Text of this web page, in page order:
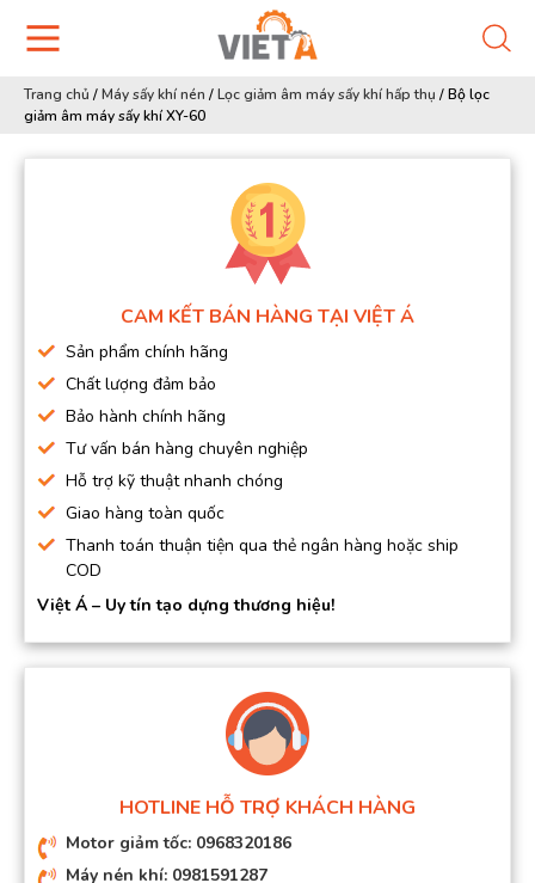
Trang chủ /Máy sấy khí nén /Lọc giảm âm máy sấy khí hấp thụ /Bộ lọc
giảm âm máy sấy khí XY-60
CAM KẾT BÁN HÀNG TẠI VIỆT Á
Sản phẩm chính hãng
Chất lượng đảm bảo
Bảo hành chính hãng
Tư vấn bán hàng chuyên nghiệp
Hỗ trợ kỹ thuật nhanh chóng
Giao hàng toàn quốc
Thanh toán thuận tiện qua thẻ ngân hàng hoặc ship
COD
Việt Á – Uy tín tạo dựng thương hiệu!
HOTLINE HỖ TRỢ KHÁCH HÀNG
Motor giảm tốc: 0968320186
Máy nén khí: 0981591287